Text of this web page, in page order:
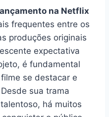
na Netflix
frequentes entre os
produções originais
expectativa
é fundamental
se destacar e
sua trama
há muitos